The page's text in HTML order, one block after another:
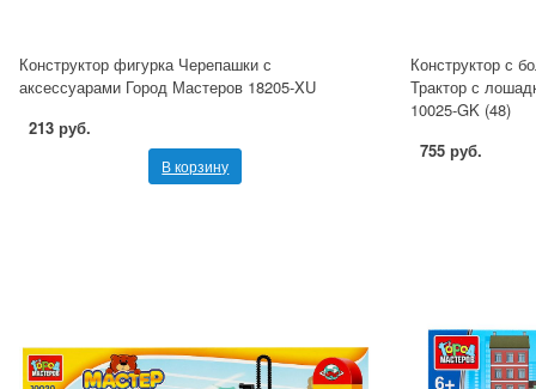
Конструктор фигурка Черепашки с
аксессуарами Город Мастеров 18205-XU
213 руб.
В корзину
Конструктор с
Трактор с
10025-GK (48)
755 руб.